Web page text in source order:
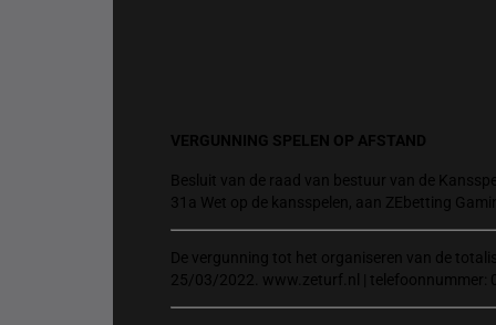
VERGUNNING SPELEN OP AFSTAND
Besluit van de raad van bestuur van de
31a Wet op de kansspelen, aan ZEbetting
De vergunning tot het organiseren van de
25/03/2022. www.zeturf.nl | telefoonnummer: